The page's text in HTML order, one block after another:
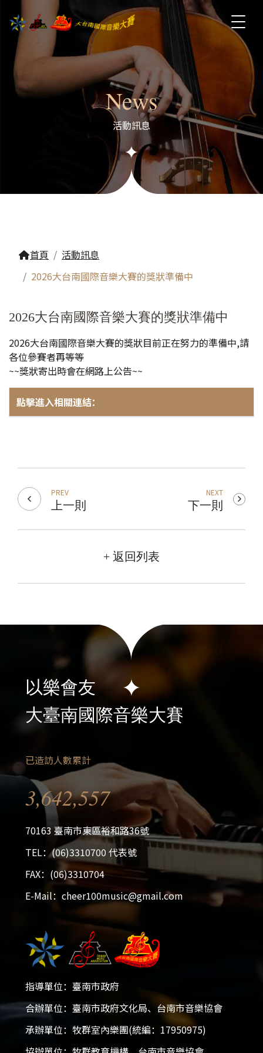
2026大台南國際音樂大賽
2025-12-05 - 2026-01-18
News
活動訊息
首頁
活動訊息
2026大台南國際音樂大賽的獎狀準備中
2026大台南國際音樂大賽的獎狀準備中
2026大台南國際音樂大賽的獎狀目前正在努力的準備中,請
各位參賽者再等等
~~獎狀寄出時會在網路上公告~~
點擊進入相關連結：
PREV
上一則
NEXT
下一則
+ 返回列表
以樂會友
大臺南國際音樂大賽
已造訪人數累計
3,642,557
70163 臺南市東區裕和路36號
TEL：(06)3310700 代表號
FAX：(06)3310704
E-Mail：cheer100music@gmail.com
指導單位：臺南市政府
合辦單位：臺南市政府文化局、台南市音樂協會
承辦單位：牧群室內樂團(統編：17950975)